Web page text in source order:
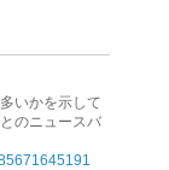
いかを示して
のニュースバ